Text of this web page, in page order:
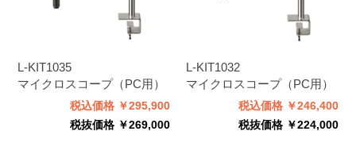
L-KIT1035
マイクロスコープ（PC用）
税込価格 ￥295,900
税抜価格 ￥269,000
L-KIT1032
マイクロスコープ（PC用）
税込価格 ￥246,400
税抜価格 ￥224,000